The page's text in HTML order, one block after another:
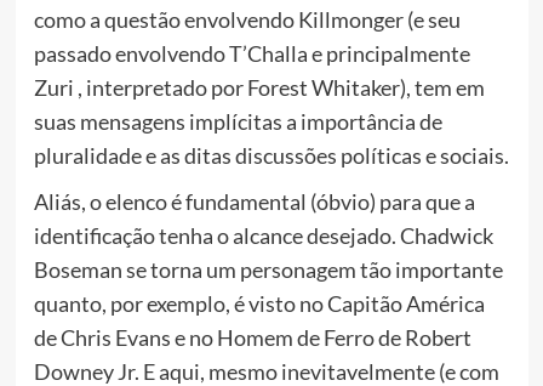
como a questão envolvendo Killmonger (e seu
passado envolvendo T’Challa e principalmente
Zuri , interpretado por Forest Whitaker), tem em
suas mensagens implícitas a importância de
pluralidade e as ditas discussões políticas e sociais.
Aliás, o elenco é fundamental (óbvio) para que a
identificação tenha o alcance desejado.Chadwick
Boseman se torna um personagem tão importante
quanto, por exemplo, é visto no Capitão América
de Chris Evans e no Homem de Ferro de Robert
Downey Jr. E aqui, mesmo inevitavelmente (e com